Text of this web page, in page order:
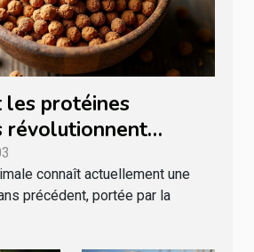
les protéines
révolutionnent
animale ?
connaît actuellement une
précédent, portée par la